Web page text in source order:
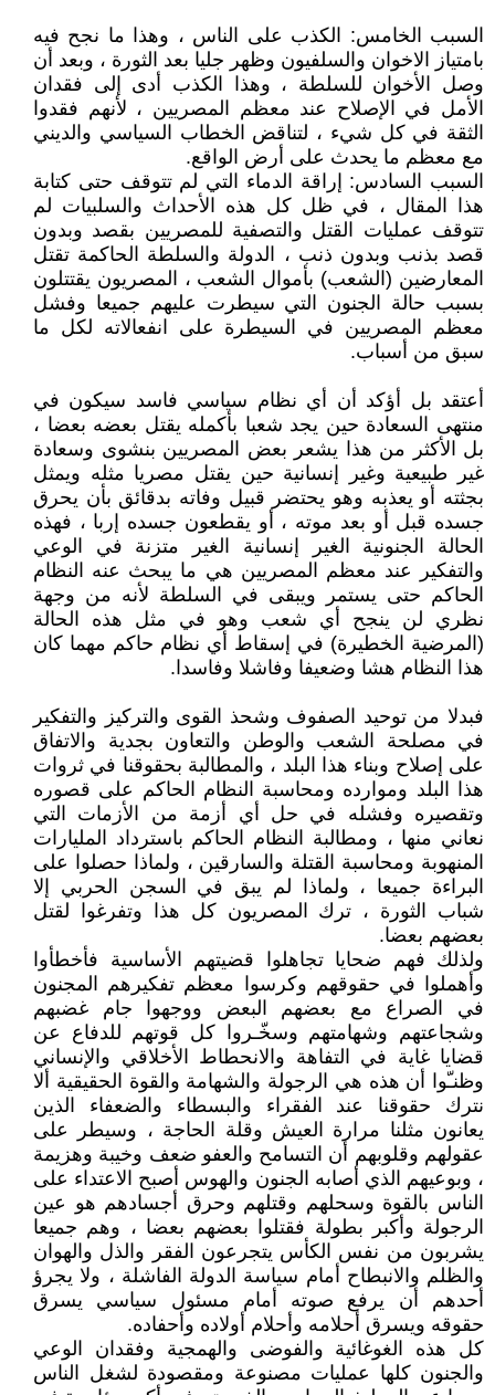
السبب الخامس: الكذب على الناس ، وهذا ما نجح فيه
بامتياز الاخوان والسلفيون وظهر جليا بعد الثورة ، وبعد أن
وصل الأخوان للسلطة ، وهذا الكذب أدى إلى فقدان
الأمل في الإصلاح عند معظم المصريين ، لأنهم فقدوا
الثقة في كل شيء ، لتناقض الخطاب السياسي والديني
مع معظم ما يحدث على أرض الواقع.
السبب السادس: إراقة الدماء التي لم تتوقف حتى كتابة
هذا المقال ، في ظل كل هذه الأحداث والسلبيات لم
تتوقف عمليات القتل والتصفية للمصريين بقصد وبدون
قصد بذنب وبدون ذنب ، الدولة والسلطة الحاكمة تقتل
المعارضين (الشعب) بأموال الشعب ، المصريون يقتتلون
بسبب حالة الجنون التي سيطرت عليهم جميعا وفشل
معظم المصريين في السيطرة على انفعالاته لكل ما
سبق من أسباب.
أعتقد بل أؤكد أن أي نظام سياسي فاسد سيكون في
منتهى السعادة حين يجد شعبا بأكمله يقتل بعضه بعضا ،
بل الأكثر من هذا يشعر بعض المصريين بنشوى وسعادة
غير طبيعية وغير إنسانية حين يقتل مصريا مثله ويمثل
بجثته أو يعذبه وهو يحتضر قبيل وفاته بدقائق بأن يحرق
جسده قبل أو بعد موته ، أو يقطعون جسده إربا ، فهذه
الحالة الجنونية الغير إنسانية الغير متزنة في الوعي
والتفكير عند معظم المصريين هي ما يبحث عنه النظام
الحاكم حتى يستمر ويبقى في السلطة لأنه من وجهة
نظري لن ينجح أي شعب وهو في مثل هذه الحالة
(المرضية الخطيرة) في إسقاط أي نظام حاكم مهما كان
هذا النظام هشا وضعيفا وفاشلا وفاسدا.
فبدلا من توحيد الصفوف وشحذ القوى والتركيز والتفكير
في مصلحة الشعب والوطن والتعاون بجدية والاتفاق
على إصلاح وبناء هذا البلد ، والمطالبة بحقوقنا في ثروات
هذا البلد وموارده ومحاسبة النظام الحاكم على قصوره
وتقصيره وفشله في حل أي أزمة من الأزمات التي
نعاني منها ، ومطالبة النظام الحاكم باسترداد المليارات
المنهوبة ومحاسبة القتلة والسارقين ، ولماذا حصلوا على
البراءة جميعا ، ولماذا لم يبق في السجن الحربي إلا
شباب الثورة ، ترك المصريون كل هذا وتفرغوا لقتل
بعضهم بعضا.
ولذلك فهم ضحايا تجاهلوا قضيتهم الأساسية فأخطأوا
وأهملوا في حقوقهم وكرسوا معظم تفكيرهم المجنون
في الصراع مع بعضهم البعض ووجهوا جام غضبهم
وشجاعتهم وشهامتهم وسخّـروا كل قوتهم للدفاع عن
قضايا غاية في التفاهة والانحطاط الأخلاقي والإنساني
وظنـّوا أن هذه هي الرجولة والشهامة والقوة الحقيقية ألا
نترك حقوقنا عند الفقراء والبسطاء والضعفاء الذين
يعانون مثلنا مرارة العيش وقلة الحاجة ، وسيطر على
عقولهم وقلوبهم أن التسامح والعفو ضعف وخيبة وهزيمة
، وبوعيهم الذي أصابه الجنون والهوس أصبح الاعتداء على
الناس بالقوة وسحلهم وقتلهم وحرق أجسادهم هو عين
الرجولة وأكبر بطولة فقتلوا بعضهم بعضا ، وهم جميعا
يشربون من نفس الكأس يتجرعون الفقر والذل والهوان
والظلم والانبطاح أمام سياسة الدولة الفاشلة ، ولا يجرؤ
أحدهم أن يرفع صوته أمام مسئول سياسي يسرق
حقوقه ويسرق أحلامه وأحلام أولاده وأحفاده.
كل هذه الغوغائية والفوضى والهمجية وفقدان الوعي
والجنون كلها عمليات مصنوعة ومقصودة لشغل الناس